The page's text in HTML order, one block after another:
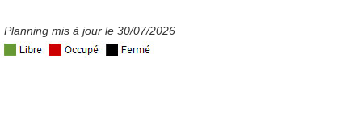
Planning mis à jour le 30/07/2026